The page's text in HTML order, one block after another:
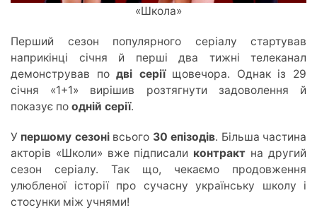
«Школа»
Перший сезон популярного серіалу стартував
наприкінці січня й перші два тижні телеканал
демонстрував подві серіїщовечора. Однак із 29
січня «1+1» вирішив розтягнути задоволення й
показує по одній серії.
У першому сезонівсього 30 епізодів. Більша частина
акторів «Школи» вже підписали контракт на другий
сезон серіалу. Так що, чекаємо продовження
улюбленої історії про сучасну українську школу і
стосунки між учнями!